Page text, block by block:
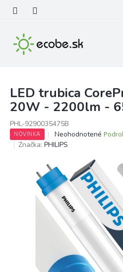
obsah
LED trubica
20W - 2200lm -
PHL-9290035475B
NOVINKA
Priemerné
hodnotenie
0,0
z
5
hviezdičiek.
Neohodnotené
Značka: PHILIPS